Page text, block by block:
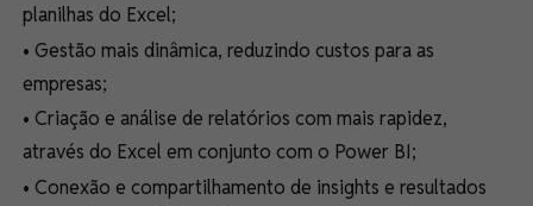
planilhas do Excel;
• Gestão mais dinâmica, reduzindo custos para as
empresas;
• Criação e análise de relatórios com mais rapidez,
através do Excel em conjunto com o Power BI;
• Conexão e compartilhamento de insights e resultados